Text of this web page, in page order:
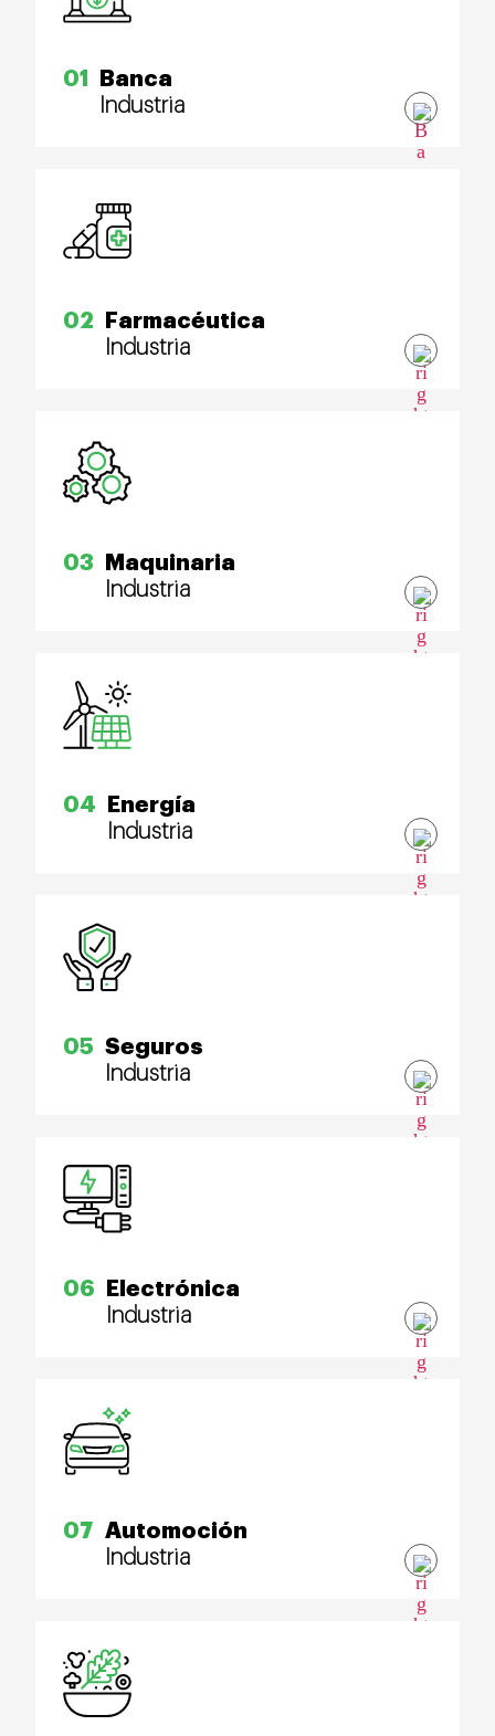
01
Banca
Industria
02
Farmacéutica
Industria
03
Maquinaria
Industria
04
Energía
Industria
05 Seguros
Industria
06
Electrónica
Industria
07 Automoción
Industria